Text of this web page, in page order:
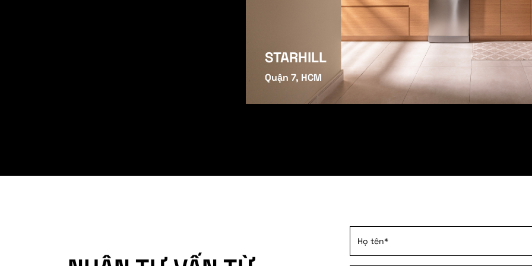
STARHILL
Quận 7, HCM